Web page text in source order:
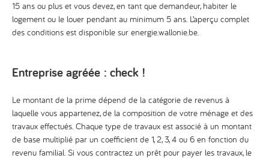
15 ans ou plus et vous devez, en tant que demandeur, habiter le
logement ou le louer pendant au minimum 5 ans. L’aperçu complet
des conditions est disponible sur energie.wallonie.be.
Entreprise agréée : check !
Le montant de la prime dépend de la catégorie de revenus à
laquelle vous appartenez, de la composition de votre ménage et des
travaux effectués. Chaque type de travaux est associé à un montant
de base multiplié par un coefficient de 1, 2, 3, 4 ou 6 en fonction du
revenu familial. Si vous contractez un prêt pour payer les travaux, le